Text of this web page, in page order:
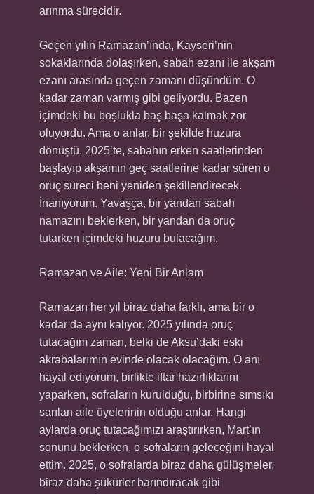
arınma sürecidir.
Geçen yılın Ramazan’ında, Kayseri’nin
sokaklarında dolaşırken, sabah ezanı ile akşam
ezanı arasında geçen zamanı düşündüm. O
kadar zaman varmış gibi geliyordu. Bazen
içimdeki bu boşlukla baş başa kalmak zor
oluyordu. Ama o anlar, bir şekilde huzura
dönüştü. 2025’te, sabahın erken saatlerinden
başlayıp akşamın geç saatlerine kadar süren o
oruç süreci beni yeniden şekillendirecek.
İnanıyorum. Yavaşça, bir yandan sabah
namazını beklerken, bir yandan da oruç
tutarken içimdeki huzuru bulacağım.
Ramazan ve Aile: Yeni Bir Anlam
Ramazan her yıl biraz daha farklı, ama bir o
kadar da aynı kalıyor. 2025 yılında oruç
tutacağım zaman, belki de Aksu’daki eski
akrabalarımın evinde olacak olacağım. O anı
hayal ediyorum, birlikte iftar hazırlıklarını
yaparken, sofraların kurulduğu, birbirine sımsıkı
sarılan aile üyelerinin olduğu anlar. Hangi
aylarda oruç tutacağımızı araştırırken, Mart’ın
sonunu beklerken, o sofraların geleceğini hayal
ettim. 2025, o sofralarda biraz daha gülüşmeler,
biraz daha şükürler barındıracak gibi